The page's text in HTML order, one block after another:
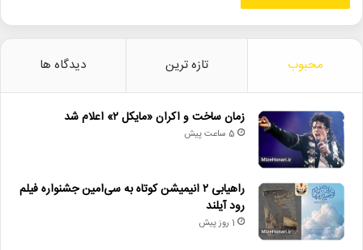
محبوب تازه ترین دیدگاه ها
زمان ساخت و اکران «مایکل ۲» اعلام شد
5 ساعت پیش
راهیابی ۲ انیمیشن کوتاه به سی‌امین جشنواره فیلم
رود آیلند
1 روز پیش